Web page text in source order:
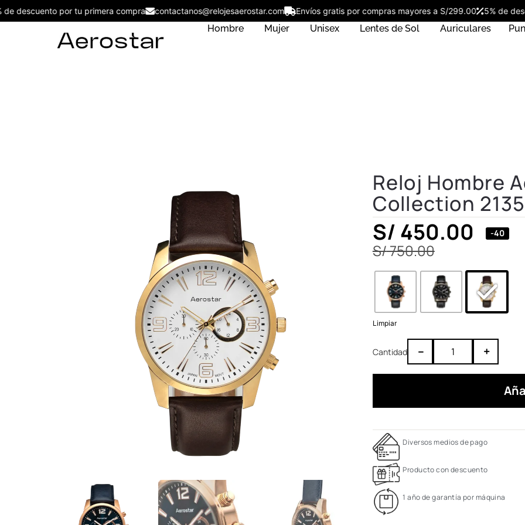
5% de descuento por tu primera compra contactanos@relojesaerostar.com Envíos gratis por compras mayores a S/299.00 5% de
Hombre Mujer Unisex Lentes de Sol Auriculares
Reloj Hombre
Collection
S/750.00
S/ 450.00 -40
Limpiar
– +
Diversos medios de pago
Producto con descuento
1 año de garantía por máquina